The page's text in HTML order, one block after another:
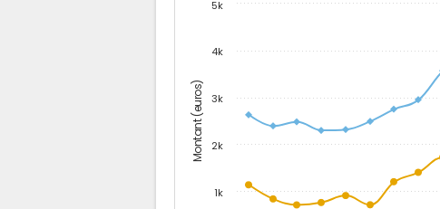
Montant (euros)
1k
2k
3k
4k
5k